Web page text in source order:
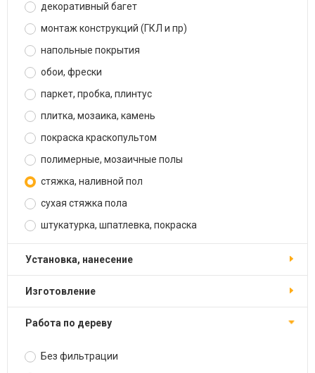
декоративный багет
монтаж конструкций (ГКЛ и пр)
напольные покрытия
обои, фрески
паркет, пробка, плинтус
плитка, мозаика, камень
покраска краскопультом
полимерные, мозаичные полы
стяжка, наливной пол
сухая стяжка пола
штукатурка, шпатлевка, покраска
установка, нанесение
изготовление
работа по дереву
Без фильтрации